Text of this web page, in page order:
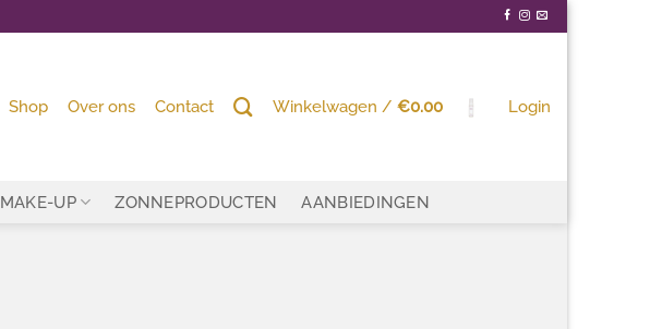
Shop Over ons Contact Winkelwagen / €0.00 Login
MAKE-UP ZONNEPRODUCTEN AANBIEDINGEN